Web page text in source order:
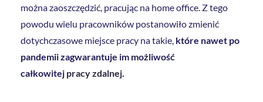
można zaoszczędzić, pracując na home office. Z tego
powodu wielu pracowników postanowiło zmienić
dotychczasowe miejsce pracy na takie, które nawet po
pandemii zagwarantuje im możliwość
całkowitej pracy zdalnej.